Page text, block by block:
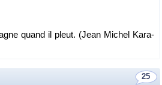
quand il pleut. (Jean Mi­chel Ka­ra­
25